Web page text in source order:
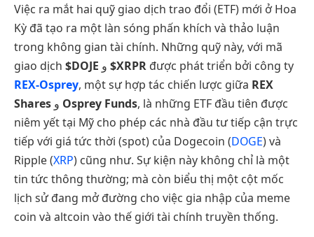
Việc ra mắt hai quỹ giao dịch trao đổi (ETF) mới ở Hoa
Kỳ đã tạo ra một làn sóng phấn khích và thảo luận
trong không gian tài chính. Những quỹ này, với mã
giao dịch $DOJE $XRPR được phát triển bởi công ty
REX-Osprey, một sự hợp tác chiến lược giữa REX
Shares
Osprey Funds, là những ETF đầu tiên được
niêm yết tại Mỹ cho phép các nhà đầu tư tiếp cận trực
tiếp với giá tức thời (spot) của Dogecoin (DOGE) và
Ripple (XRP) cũng như. Sự kiện này không chỉ là một
tin tức thông thường; mà còn biểu thị một cột mốc
lịch sử đang mở đường cho việc gia nhập của meme
coin và altcoin vào thế giới tài chính truyền thống.